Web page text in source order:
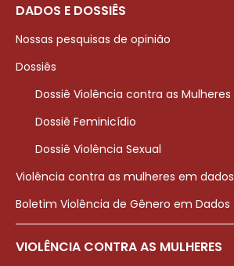
DADOS E DOSSIÊS
Nossas pesquisas de opinião
Dossiês
Dossiê Violência contra as Mulheres
Dossiê Feminicídio
Dossiê Violência Sexual
Violência contra as mulheres em dados
Boletim Violência de Gênero em Dados
VIOLÊNCIA CONTRA AS MULHERES